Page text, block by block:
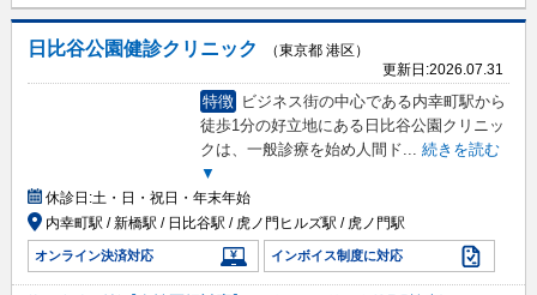
日比谷公園健診クリニック
（東京都 港区）
更新日:2026.07.31
特徴 ビジネス街の中心である内幸町駅から
徒歩1分の好立地にある日比谷公園クリニッ
クは、一般診療を始め人間ド... 続きを読む
▼
休診日:土・日・祝日・年末年始
内幸町駅 / 新橋駅 / 日比谷駅 / 虎ノ門ヒルズ駅 / 虎ノ門駅
オンライン決済対応 インボイス制度に対応